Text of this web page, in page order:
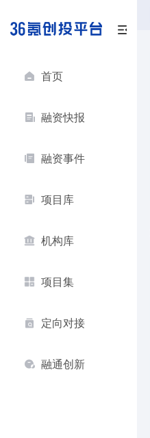
首页
融资快报
融资事件
项目库
机构库
项目集
定向对接
融通创新